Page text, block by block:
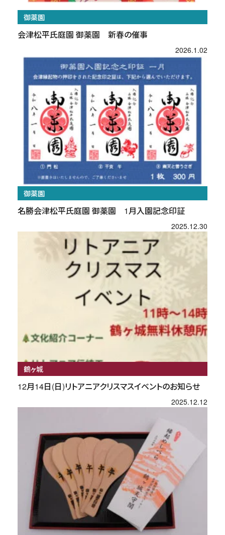
御薬園
会津松平氏庭園 御薬園 新春の催事
2026.1.02
御薬園
名勝会津松平氏庭園 御薬園 1月入園記念印証
2025.12.30
鶴ヶ城
12月14日(日)リトアニアクリスマスイベントのお知らせ
2025.12.12